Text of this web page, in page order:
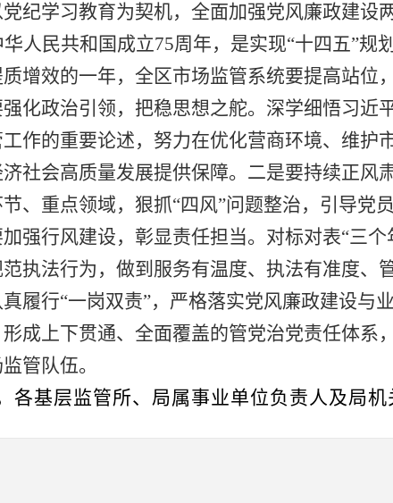
纪学习教育为契机，全面加强党风廉政建设
人民共和国成立75周年，是实现“十四五”规
增效的一年，全区市场监管系统要提高站位
强化政治引领，把稳思想之舵。深学细悟习近
作的重要论述，努力在优化营商环境、维护
社会高质量发展提供保障。 二是要持续正风
、重点领域，狠抓“四风”问题整治，引导党
加强行风建设，彰显责任担当。对标对表“三个
执法行为，做到服务有温度、执法有准度、
履行“一岗双责”，严格落实党风廉政建设与
成上下贯通、全面覆盖的管党治党责任体系
管队伍。
各基层监管所、局属事业单位负责人及局机